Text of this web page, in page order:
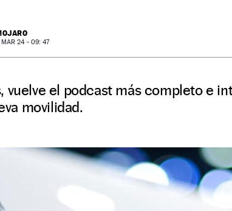
MAR 24 - 09: 47
vuelve el podcast más completo e
movilidad.